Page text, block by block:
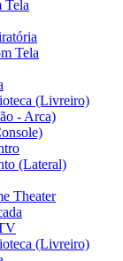
Tela
Tela
(Livreiro)
- Arca)
(Lateral)
Theater
(Livreiro)